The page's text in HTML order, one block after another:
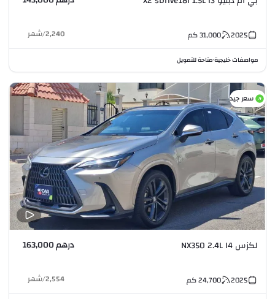
2025
31,000كم 2,240
/شهر
مواصفات خليجية•متاحة للتمويل
سعر جيد
لكزس NX350 2.4L I4 درهم 163,000
2025
24,700كم 2,554
/شهر